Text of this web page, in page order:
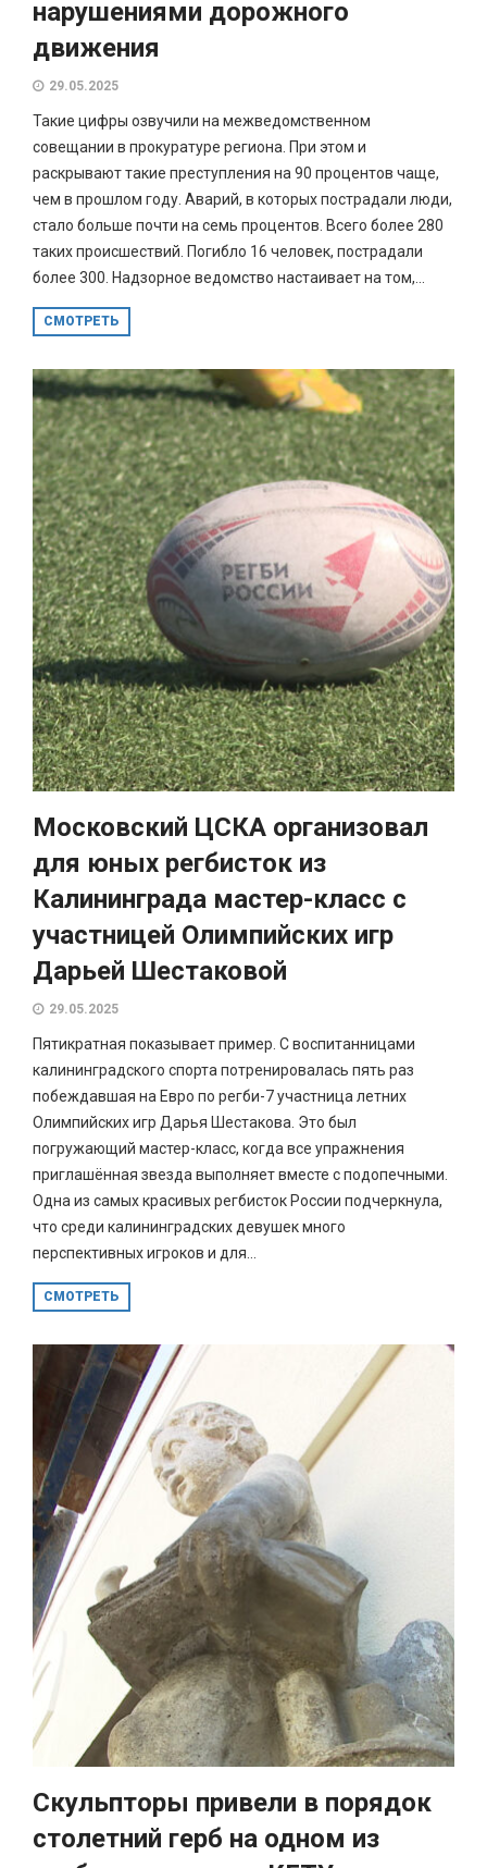
нарушениями дорожного
движения
29.05.2025
Такие цифры озвучили на межведомственном
совещании в прокуратуре региона. При этом и
раскрывают такие преступления на 90 процентов чаще,
чем в прошлом году. Аварий, в которых пострадали люди,
стало больше почти на семь процентов. Всего более 280
таких происшествий. Погибло 16 человек, пострадали
более 300. Надзорное ведомство настаивает на том,...
СМОТРЕТЬ
Московский ЦСКА организовал
для юных регбисток из
Калининграда мастер-класс с
участницей Олимпийских игр
Дарьей Шестаковой
29.05.2025
Пятикратная показывает пример. С воспитанницами
калининградского спорта потренировалась пять раз
побеждавшая на Евро по регби-7 участница летних
Олимпийских игр Дарья Шестакова. Это был
погружающий мастер-класс, когда все упражнения
приглашённая звезда выполняет вместе с подопечными.
Одна из самых красивых регбисток России подчеркнула,
что среди калининградских девушек много
перспективных игроков и для...
СМОТРЕТЬ
Скульпторы привели в порядок
столетний герб на одном из